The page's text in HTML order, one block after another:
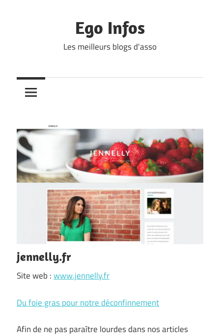
Ego Infos
Les meilleurs blogs d'asso
jennelly.fr
Site web :www.jennelly.fr
Du foie gras pour notre déconfinnement
Afin de ne pas paraître lourdes dans nos articles